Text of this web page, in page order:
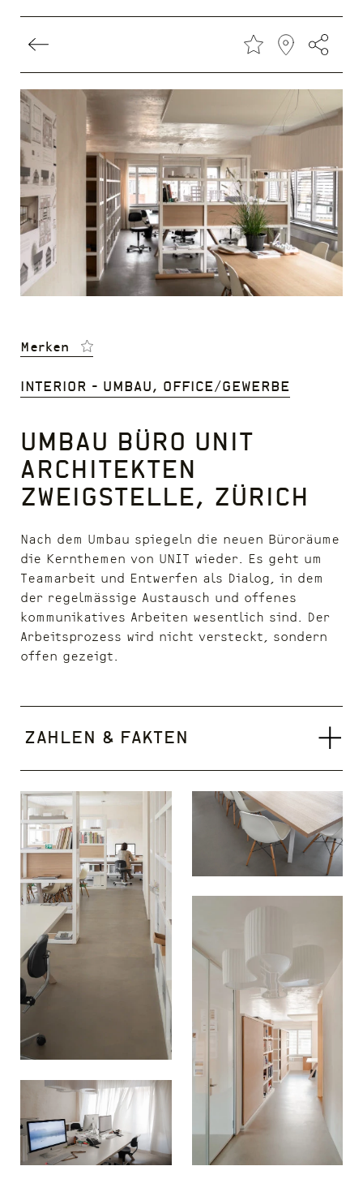
Direkt
zum
Inhalt
Interior - Umbau, Office/Gewerbe
Merken
Umbau Büro UNIT
Architekten
Zweigstelle, Zürich
Nach dem Umbau spiegeln die neuen Büroräume
die Kernthemen von UNIT wieder. Es geht um
Teamarbeit und Entwerfen als Dialog, in dem
der regelmässige Austausch und offenes
kommunikatives Arbeiten wesentlich sind. Der
Arbeitsprozess wird nicht versteckt, sondern
offen gezeigt.
Zahlen & Fakten